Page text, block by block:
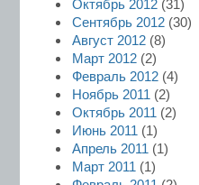
Октябрь 2012 (31)
Сентябрь 2012 (30)
Август 2012 (8)
Март 2012 (2)
Февраль 2012 (4)
Ноябрь 2011 (2)
Октябрь 2011 (2)
Июнь 2011 (1)
Апрель 2011 (1)
Март 2011 (1)